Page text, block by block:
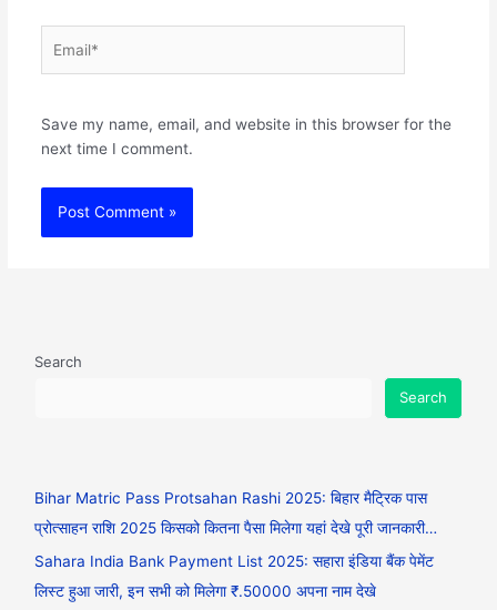
Save my name, email, and website in this browser for the
next time I comment.
Search
Search
Bihar Matric Pass Protsahan Rashi 2025: बिहार मैट्रिक पास
प्रोत्साहन राशि 2025 किसको कितना पैसा मिलेगा यहां देखे पूरी जानकारी…
Sahara India Bank Payment List 2025: सहारा इंडिया बैंक पेमेंट
लिस्ट हुआ जारी, इन सभी को मिलेगा ₹.50000 अपना नाम देखे